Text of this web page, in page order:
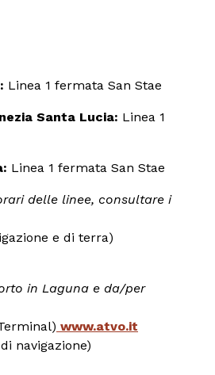
Linea 1 fermata San Stae
Santa Lucia: Linea 1
Linea 1 fermata San Stae
delle linee, consultare i
e di terra)
in Laguna e da/per
www.atvo.it
navigazione)